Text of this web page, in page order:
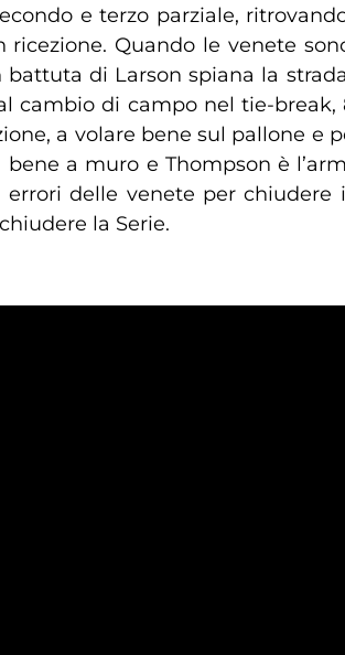
e terzo parziale,
Quando le venete
di Larson spiana la
cambio di campo nel tie-
a volare bene sul pallone e
a muro e Thompson è
errori delle venete per
la Serie.